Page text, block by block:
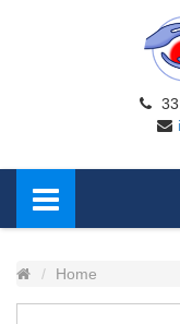
Home